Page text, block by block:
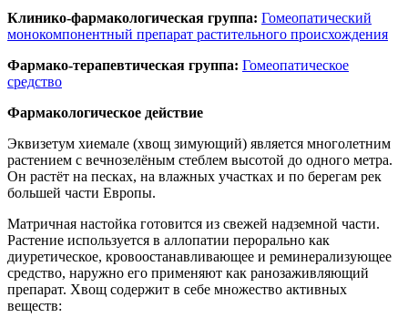
Клинико-фармакологическая группа: Гомеопатический
монокомпонентный препарат растительного происхождения
Фармако-терапевтическая группа: Гомеопатическое
средство
Фармакологическое действие
Эквизетум хиемале (хвощ зимующий) является многолетним
растением с вечнозелёным стеблем высотой до одного метра.
Он растёт на песках, на влажных участках и по берегам рек
большей части Европы.
Матричная настойка готовится из свежей надземной части.
Растение используется в аллопатии перорально как
диуретическое, кровоостанавливающее и реминерализующее
средство, наружно его применяют как ранозаживляющий
препарат. Хвощ содержит в себе множество активных
веществ: